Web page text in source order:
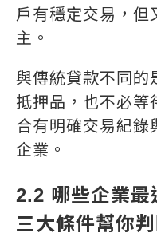
戶有穩定交易，但
主。
與傳統貸款不同的
抵押品，也不必等
合有明確交易紀錄
企業。
2.2 哪些企業最
三大條件幫你